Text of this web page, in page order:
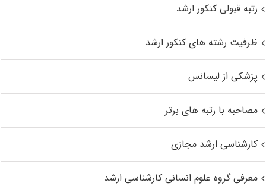
رتبه قبولی کنکور ارشد
ظرفیت رشته های کنکور ارشد
پزشکی از لیسانس
مصاحبه با رتبه های برتر
کارشناسی ارشد مجازی
معرفی گروه علوم انسانی کارشناسی ارشد